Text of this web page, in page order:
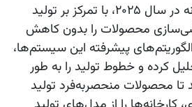
نرم افزار مدیریت کارخانه در سال ۲۰۲۵، با تمرکز بر تولید
محصولات را بدون کاهش
پیشرفته این سیستم‌ها،
کرده و خطوط تولید را به طور
تا محصولات منحصربه‌فرد تولید